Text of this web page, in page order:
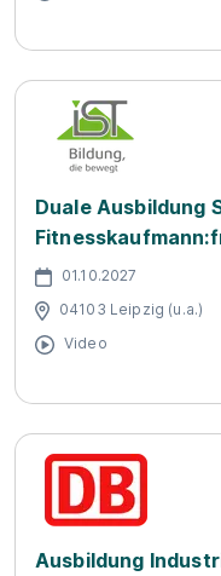
Duale Ausbildung
01.10.2027
04103 Leipzig (u.a.)
Video
Ausbildung